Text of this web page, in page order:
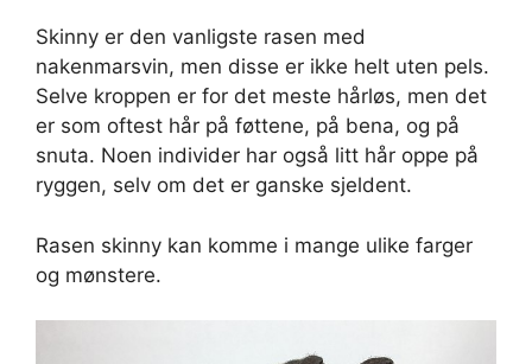
Skinny er den vanligste rasen med
nakenmarsvin, men disse er ikke helt uten pels.
Selve kroppen er for det meste hårløs, men det
er som oftest hår på føttene, på bena, og på
snuta. Noen individer har også litt hår oppe på
ryggen, selv om det er ganske sjeldent.
Rasen skinny kan komme i mange ulike farger
og mønstere.